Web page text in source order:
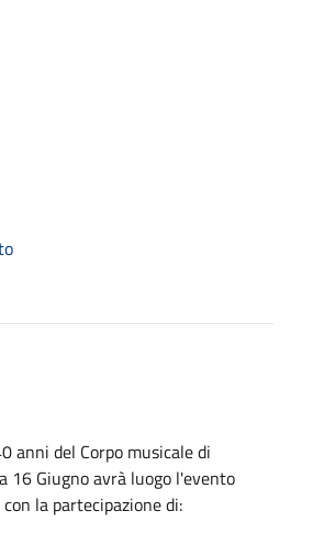
anni del Corpo musicale di
16 Giugno avrà luogo l'evento
con la partecipazione di: